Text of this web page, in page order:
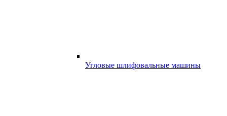
Угловые шлифовальные машины